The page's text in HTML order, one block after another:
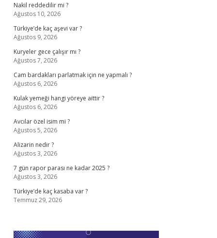
Nakil reddedilir mi ?
Ağustos 10, 2026
Türkiye’de kaç aşevi var ?
Ağustos 9, 2026
Kuryeler gece çalışır mı ?
Ağustos 7, 2026
Cam bardakları parlatmak için ne yapmalı ?
Ağustos 6, 2026
Kulak yemeği hangi yöreye aittir ?
Ağustos 6, 2026
Avcılar özel isim mi ?
Ağustos 5, 2026
Alizarin nedir ?
Ağustos 3, 2026
7 gün rapor parası ne kadar 2025 ?
Ağustos 3, 2026
Türkiye’de kaç kasaba var ?
Temmuz 29, 2026